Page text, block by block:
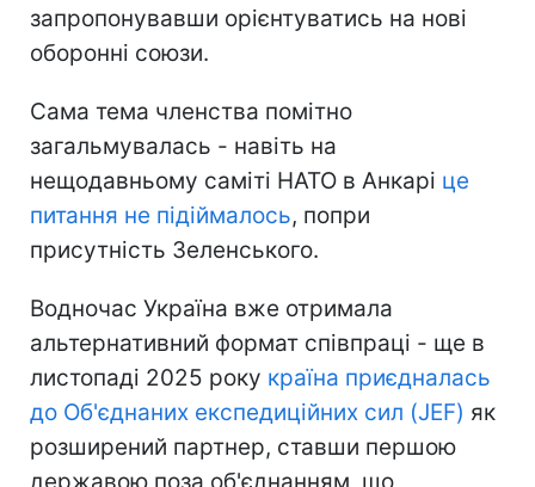
запропонувавши орієнтуватись на нові
оборонні союзи.
Сама тема членства помітно
загальмувалась - навіть на
нещодавньому саміті НАТО в Анкарі це
питання не підіймалось, попри
присутність Зеленського.
Водночас Україна вже отримала
альтернативний формат співпраці - ще в
листопаді 2025 року країна приєдналась
до Об'єднаних експедиційних сил (JEF) як
розширений партнер, ставши першою